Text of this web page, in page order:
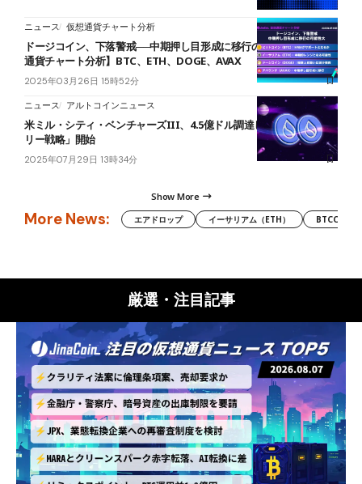
ニュース 仮想通貨チャート分析
ドージコイン、下落警戒──中期押し目形成に移行の可能性大【仮想
通貨チャート分析】BTC、ETH、DOGE、AVAX
2025年03月26日 15時52分
ニュース アルトコインニュース
米ミル・シティ・ベンチャーズIII、4.5億ドル調達し「SUIトレジャ
リー戦略」開始
2025年07月29日 13時34分
Show More
More News: エアドロップ イーサリアム（ETH） BTCC
厳選・注目記事